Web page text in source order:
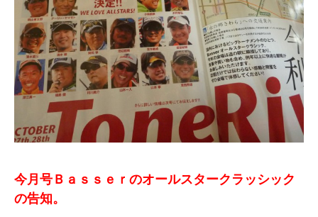
今月号Ｂａｓｓｅｒのオールスタークラッシック
の告知。